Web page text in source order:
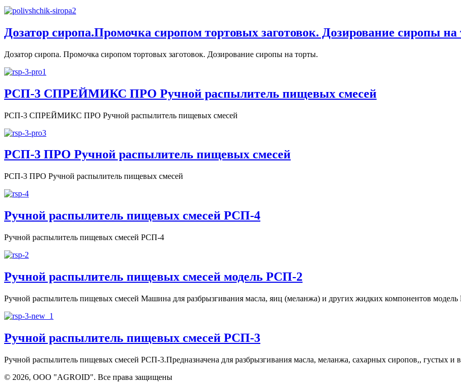
Дозатор сиропа.Промочка сиропом тортовых заготовок. Дозирование сиропы
Дозатор сиропа. Промочка сиропом тортовых заготовок. Дозирование сиропы на торты.
РСП-3 СПРЕЙМИКС ПРО Ручной распылитель пищевых смесей
РСП-3 СПРЕЙМИКС ПРО Ручной распылитель пищевых смесей
РСП-3 ПРО Ручной распылитель пищевых смесей
РСП-3 ПРО Ручной распылитель пищевых смесей
Ручной распылитель пищевых смесей РСП-4
Ручной распылитель пищевых смесей РСП-4
Ручной распылитель пищевых смесей модель РСП-2
Ручной распылитель пищевых смесей Машина для разбрызгивания масла, яиц (меланжа) и других жидких компонентов
Ручной распылитель пищевых смесей РСП-3
Ручной распылитель пищевых смесей РСП-3.Предназначена для разбрызгивания масла, меланжа, сахарных сиропов,, густых и
© 2026, ООО "AGROID". Все права защищены